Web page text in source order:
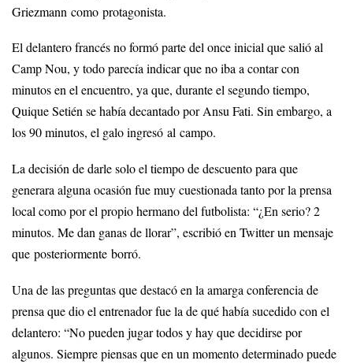
Griezmann como protagonista.
El delantero francés no formó parte del once inicial que salió al
Camp Nou, y todo parecía indicar que no iba a contar con
minutos en el encuentro, ya que, durante el segundo tiempo,
Quique Setién se había decantado por Ansu Fati. Sin embargo, a
los 90 minutos, el galo ingresó al campo.
La decisión de darle solo el tiempo de descuento para que
generara alguna ocasión fue muy cuestionada tanto por la prensa
local como por el propio hermano del futbolista: “¿En serio? 2
minutos. Me dan ganas de llorar”, escribió en Twitter un mensaje
que posteriormente borró.
Una de las preguntas que destacó en la amarga conferencia de
prensa que dio el entrenador fue la de qué había sucedido con el
delantero: “No pueden jugar todos y hay que decidirse por
algunos. Siempre piensas que en un momento determinado puede